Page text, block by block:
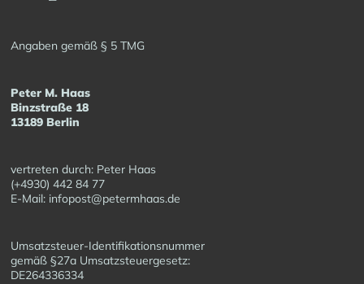
Angaben gemäß § 5 TMG
Peter M. Haas
Binzstraße 18
13189 Berlin
vertreten durch: Peter Haas
(+4930) 442 84 77
E-Mail: infopost@petermhaas.de
Umsatzsteuer-Identifikationsnummer
gemäß §27a Umsatzsteuergesetz:
DE264336334